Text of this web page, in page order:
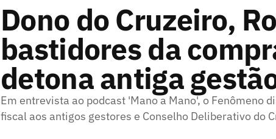
Dono do Cruzeiro,
bastidores da
detona antiga
Em entrevista ao podcast 'Mano a Mano', o Fenômeno
fiscal aos antigos gestores e Conselho Deliberativo do